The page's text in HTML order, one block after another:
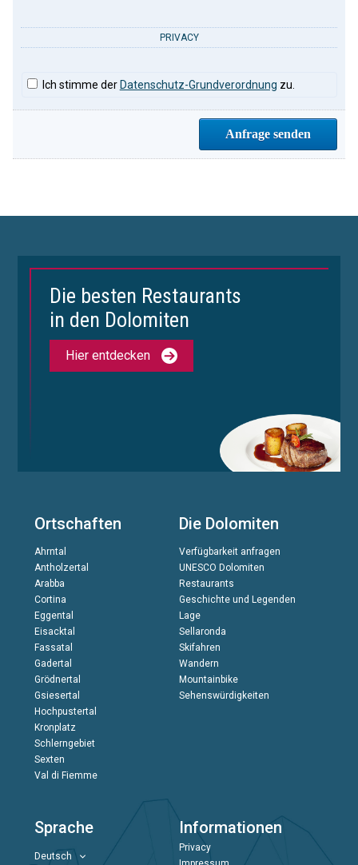
PRIVACY
Ich stimme der Datenschutz-Grundverordnung zu.
Die besten Restaurants
in den Dolomiten
Hier entdecken
Ortschaften
Ahrntal
Antholzertal
Arabba
Cortina
Eggental
Eisacktal
Fassatal
Gadertal
Grödnertal
Gsiesertal
Hochpustertal
Kronplatz
Schlerngebiet
Sexten
Val di Fiemme
Die Dolomiten
Verfügbarkeit anfragen
UNESCO Dolomiten
Restaurants
Geschichte und Legenden
Lage
Sellaronda
Skifahren
Wandern
Mountainbike
Sehenswürdigkeiten
Sprache
Deutsch
Informationen
Privacy